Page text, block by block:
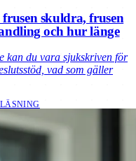
skuldra, frusen
och hur länge
kan du vara sjukskriven för
vad som gäller